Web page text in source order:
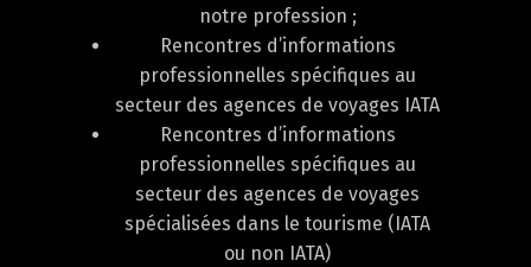
notre profession ;
Rencontres d’informations
professionnelles spécifiques au
secteur des agences de voyages IATA
Rencontres d’informations
professionnelles spécifiques au
secteur des agences de voyages
spécialisées dans le tourisme (IATA
ou non IATA)